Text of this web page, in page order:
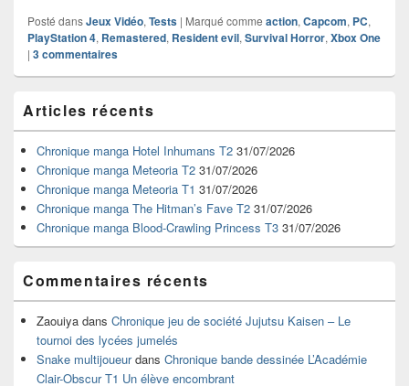
Posté dansJeux Vidéo, Tests | Marqué comme action, Capcom, PC,
PlayStation 4, Remastered, Resident evil, Survival Horror, Xbox One
| 3commentaires
principale
de
widget
pour
barre
latérale
Articles récents
Chronique manga Hotel Inhumans T2 31/07/2026
Chronique manga Meteoria T2 31/07/2026
Chronique manga Meteoria T1 31/07/2026
Chronique manga The Hitman’s Fave T2 31/07/2026
Chronique manga Blood-Crawling Princess T3 31/07/2026
Commentaires récents
Zaouiya dans Chronique jeu de société Jujutsu Kaisen – Le
tournoi des lycées jumelés
Snake multijoueurdans Chronique bande dessinée L’Académie
Clair-Obscur T1 Un élève encombrant